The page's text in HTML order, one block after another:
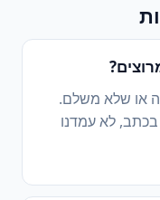
או שלא משלם.
לא עמדנו